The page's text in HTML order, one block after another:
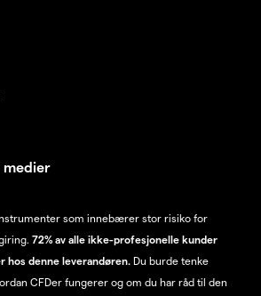
medier
som innebærer stor risiko for
72% av alle ikke-profesjonelle kunder
hos denne leverandøren. Du burde tenke
CFDer fungerer og om du har råd til den